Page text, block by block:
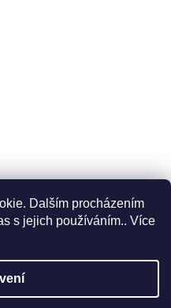
Dalším procházením
s jejich používáním.. Více
Shoptet